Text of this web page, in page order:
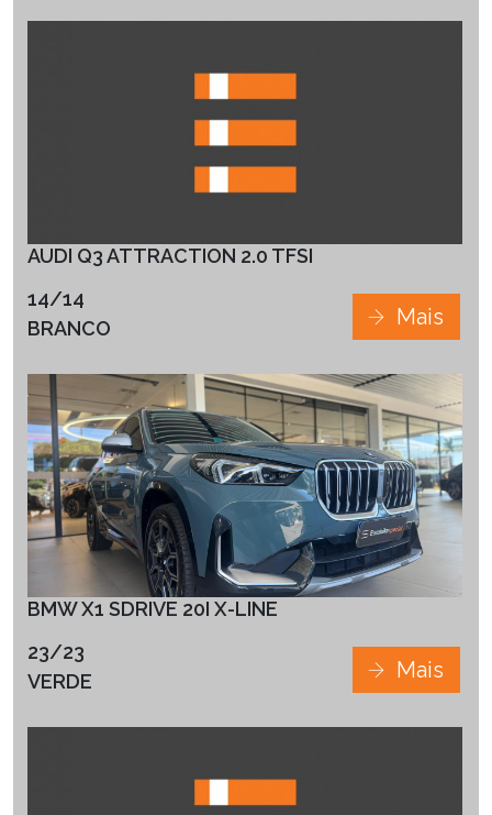
AUDI Q3 ATTRACTION 2.0 TFSI
14/14
BRANCO
Mais
BMW X1 SDRIVE 20I X-LINE
23/23
VERDE
Mais